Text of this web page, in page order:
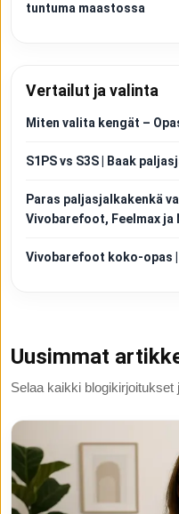
tuntuma maastossa
Vertailut ja valinta
Miten valita kengät –
S1PS vs S3S | Baak
Paras paljasjalkakenkä
Vivobarefoot, Feelmax ja
Vivobarefoot koko-opas
Uusimmat
Selaa kaikki blogikirjoitukset